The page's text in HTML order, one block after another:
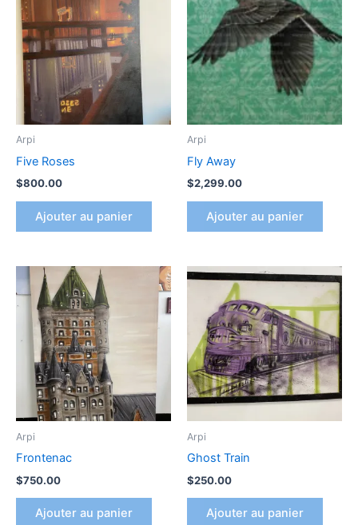
Arpi
Five Roses
$800.00
Ajouter au panier
Arpi
Fly Away
$2,299.00
Ajouter au panier
Arpi
Frontenac
$750.00
Ajouter au panier
Arpi
Ghost Train
$250.00
Ajouter au panier